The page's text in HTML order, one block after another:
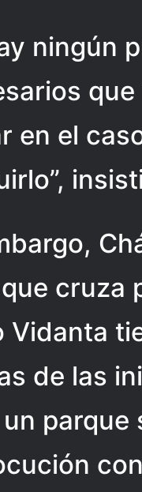
ningún
en el
cruza
Vidanta
de las
parque